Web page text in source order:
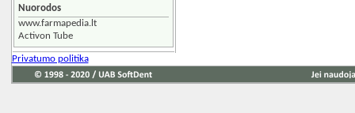
Nuorodos
www.farmapedia.lt
Activon Tube
Privatumo politika